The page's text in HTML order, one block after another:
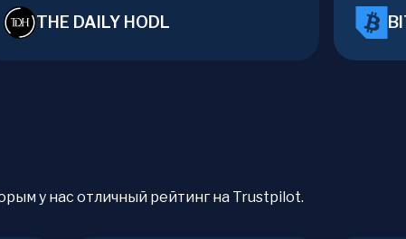
THE DAILY HODL
у нас отличный рейтинг на Trustpilot.